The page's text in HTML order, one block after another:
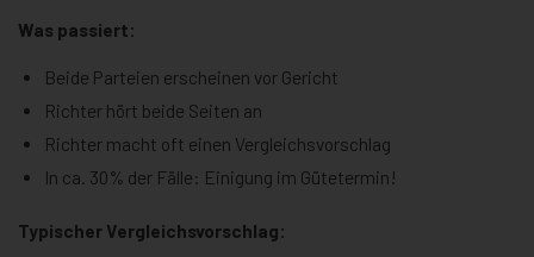
Was passiert:
Beide Parteien erscheinen vor Gericht
Richter hört beide Seiten an
Richter macht oft einen Vergleichsvorschlag
In ca. 30% der Fälle: Einigung im Gütetermin!
Typischer Vergleichsvorschlag: